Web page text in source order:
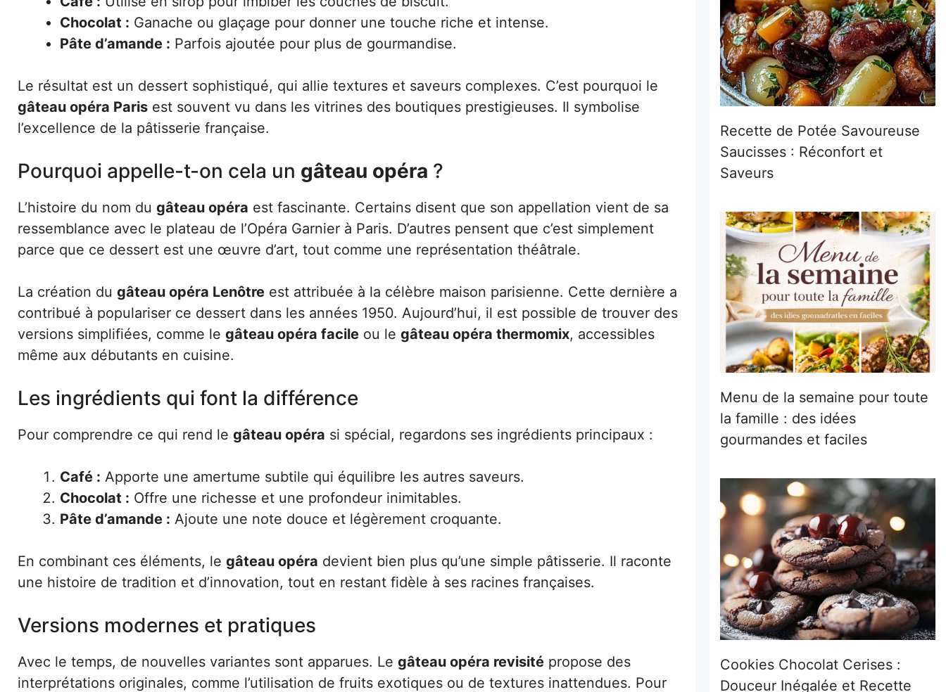
Chocolat : Ganache ou glaçage pour donner une touche riche et intense.
Pâte d’amande : Parfois ajoutée pour plus de gourmandise.
Le résultat est un dessert sophistiqué, qui allie textures et saveurs complexes. C’est pourquoi le
gâteau opéra Paris est souvent vu dans les vitrines des boutiques prestigieuses. Il symbolise
l’excellence de la pâtisserie française.
Pourquoi appelle-t-on cela un gâteau opéra ?
L’histoire du nom du gâteau opéra est fascinante. Certains disent que son appellation vient de sa
ressemblance avec le plateau de l’Opéra Garnier à Paris. D’autres pensent que c’est simplement
parce que ce dessert est une œuvre d’art, tout comme une représentation théâtrale.
La création du gâteau opéra Lenôtre est attribuée à la célèbre maison parisienne. Cette dernière a
contribué à populariser ce dessert dans les années 1950. Aujourd’hui, il est possible de trouver des
versions simplifiées, comme le gâteau opéra facile ou le gâteau opéra thermomix, accessibles
même aux débutants en cuisine.
Les ingrédients qui font la différence
Pour comprendre ce qui rend le gâteau opéra si spécial, regardons ses ingrédients principaux :
Café : Apporte une amertume subtile qui équilibre les autres saveurs.
Chocolat : Offre une richesse et une profondeur inimitables.
Pâte d’amande : Ajoute une note douce et légèrement croquante.
En combinant ces éléments, le gâteau opéra devient bien plus qu’une simple pâtisserie. Il raconte
une histoire de tradition et d’innovation, tout en restant fidèle à ses racines françaises.
Versions modernes et pratiques
Avec le temps, de nouvelles variantes sont apparues. Le gâteau opéra revisité propose des
interprétations originales, comme l’utilisation de fruits exotiques ou de textures inattendues. Pour
Recette de Potée Savoureuse
Saucisses : Réconfort et
Saveurs
Menu de la semaine pour toute
la famille : des idées
gourmandes et faciles
Cookies Chocolat Cerises :
Douceur Inégalée et Recette